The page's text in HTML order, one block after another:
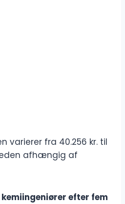
varierer fra 40.256 kr. til
afhængig af
efter fem